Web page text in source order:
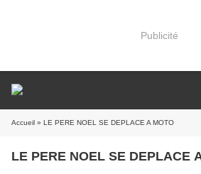
Publicité
Accueil » LE PERE NOEL SE DEPLACE A MOTO
LE PERE NOEL SE DEPLACE